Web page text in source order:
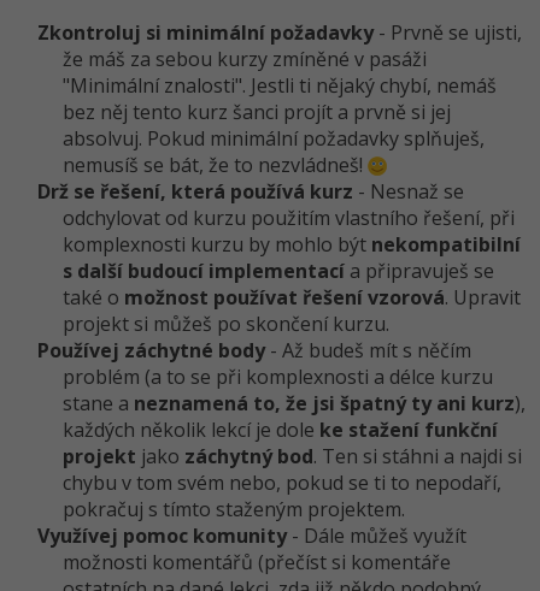
Zkontroluj si minimální požadavky- Prvně se ujisti,
že máš za sebou kurzy zmíněné v pasáži
"Minimální znalosti". Jestli ti nějaký chybí, nemáš
bez něj tento kurz šanci projít a prvně si jej
absolvuj. Pokud minimální požadavky splňuješ,
nemusíš se bát, že to nezvládneš!
Drž se řešení, která používá kurz - Nesnaž se
odchylovat od kurzu použitím vlastního řešení, při
komplexnosti kurzu by mohlo být nekompatibilní
s další budoucí implementací a připravuješ se
také o možnost používat řešení vzorová. Upravit
projekt si můžeš po skončení kurzu.
Používej záchytné body- Až budeš mít s něčím
problém (a to se při komplexnosti a délce kurzu
stane a neznamená to, že jsi špatný ty ani kurz),
každých několik lekcí je dole ke stažení funkční
projekt jako záchytný bod. Ten si stáhni a najdi si
chybu v tom svém nebo, pokud se ti to nepodaří,
pokračuj s tímto staženým projektem.
Využívej pomoc komunity- Dále můžeš využít
možnosti komentářů (přečíst si komentáře